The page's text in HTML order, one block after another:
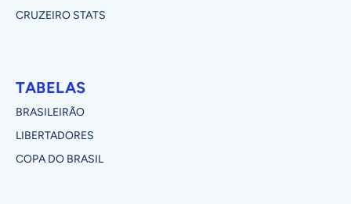
CRUZEIRO STATS
TABELAS
BRASILEIRÃO
LIBERTADORES
COPA DO BRASIL